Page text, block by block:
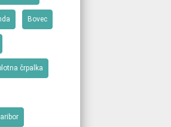
Bovec
črpalka